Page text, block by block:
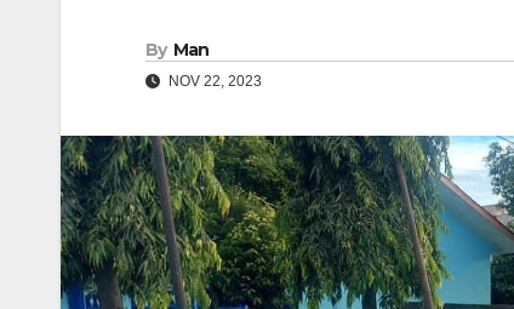
By Man
NOV 22, 2023